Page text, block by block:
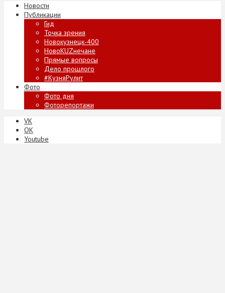
Новости
Публикации
Гид
Точка зрения
Новокузнецк-400
НовоKUZнечане
Прямые вопросы
Дело прошлого
#КузняРулит
Фото
Фото дня
Фоторепортажи
VK
ОК
Youtube